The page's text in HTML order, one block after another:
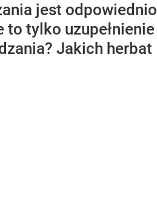
jest odpowiednio
tylko uzupełnienie
Jakich herbat